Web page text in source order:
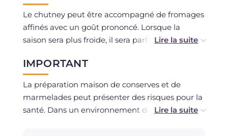
Le chutney peut être accompagné de fromages
affinés avec un goût prononcé. Lorsque la
saison sera plus froide, il sera parfait à servir
ou du bœuf.
IMPORTANT
La préparation maison de conserves et de
marmelades peut présenter des risques pour la
santé. Dans un environnement domestique, il